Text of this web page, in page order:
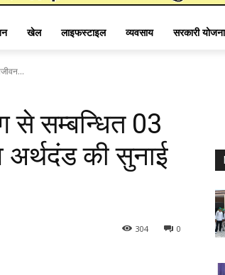
खेल लाइफस्टाइल व्यवसाय सरकारी
से सम्बन्धित 03
अर्थदंड की सुनाई
0
304